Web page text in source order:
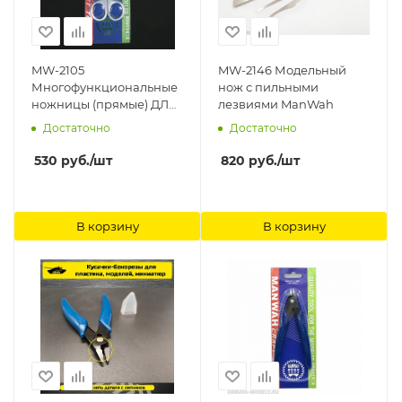
MW-2105
Многофункциональные
ножницы (прямые) ДЛЯ
резки пластиковых
моделей ManWah
Достаточно
530 руб./шт
В корзину
MW-2146 Модельный
нож с пильными
лезвиями ManWah
Достаточно
820 руб./шт
В корзину